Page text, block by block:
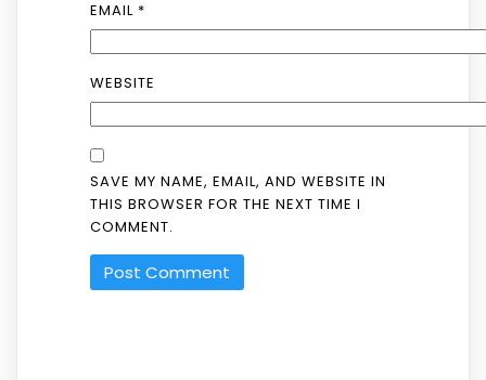
EMAIL *
WEBSITE
SAVE MY NAME, EMAIL, AND WEBSITE IN
THIS BROWSER FOR THE NEXT TIME I
COMMENT.